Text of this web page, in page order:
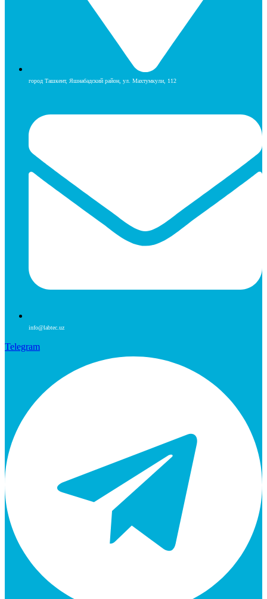
город Ташкент, Яшнабадский район, ул. Махтумкули, 112
info@labtec.uz
Telegram